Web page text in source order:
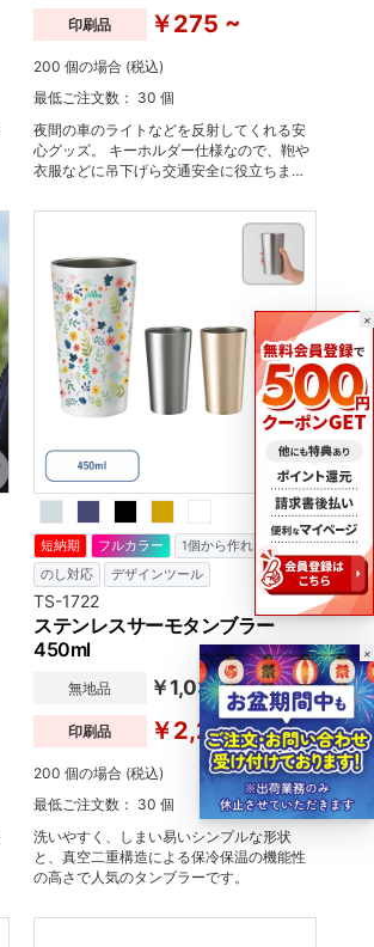
印刷品 ￥275 ~
200 個の場合 (税込)
最低ご注文数： 30 個
夜間の車のライトなどを反射してくれる安
心グッズ。 キーホルダー仕様なので、鞄や
衣服などに吊下げら交通安全に役立ちま
短納期 フルカラー
1個から作れる
のし対応
デザインツール
TS-1722
ステンレスサーモタンブラー
450ml
無地品 ￥1,034 ~
印刷品 ￥2,203 ~
200 個の場合 (税込)
最低ご注文数： 30 個
洗いやすく、しまい易いシンプルな形状
と、真空二重構造による保冷保温の機能性
の高さで人気のタンブラーです。
×
×